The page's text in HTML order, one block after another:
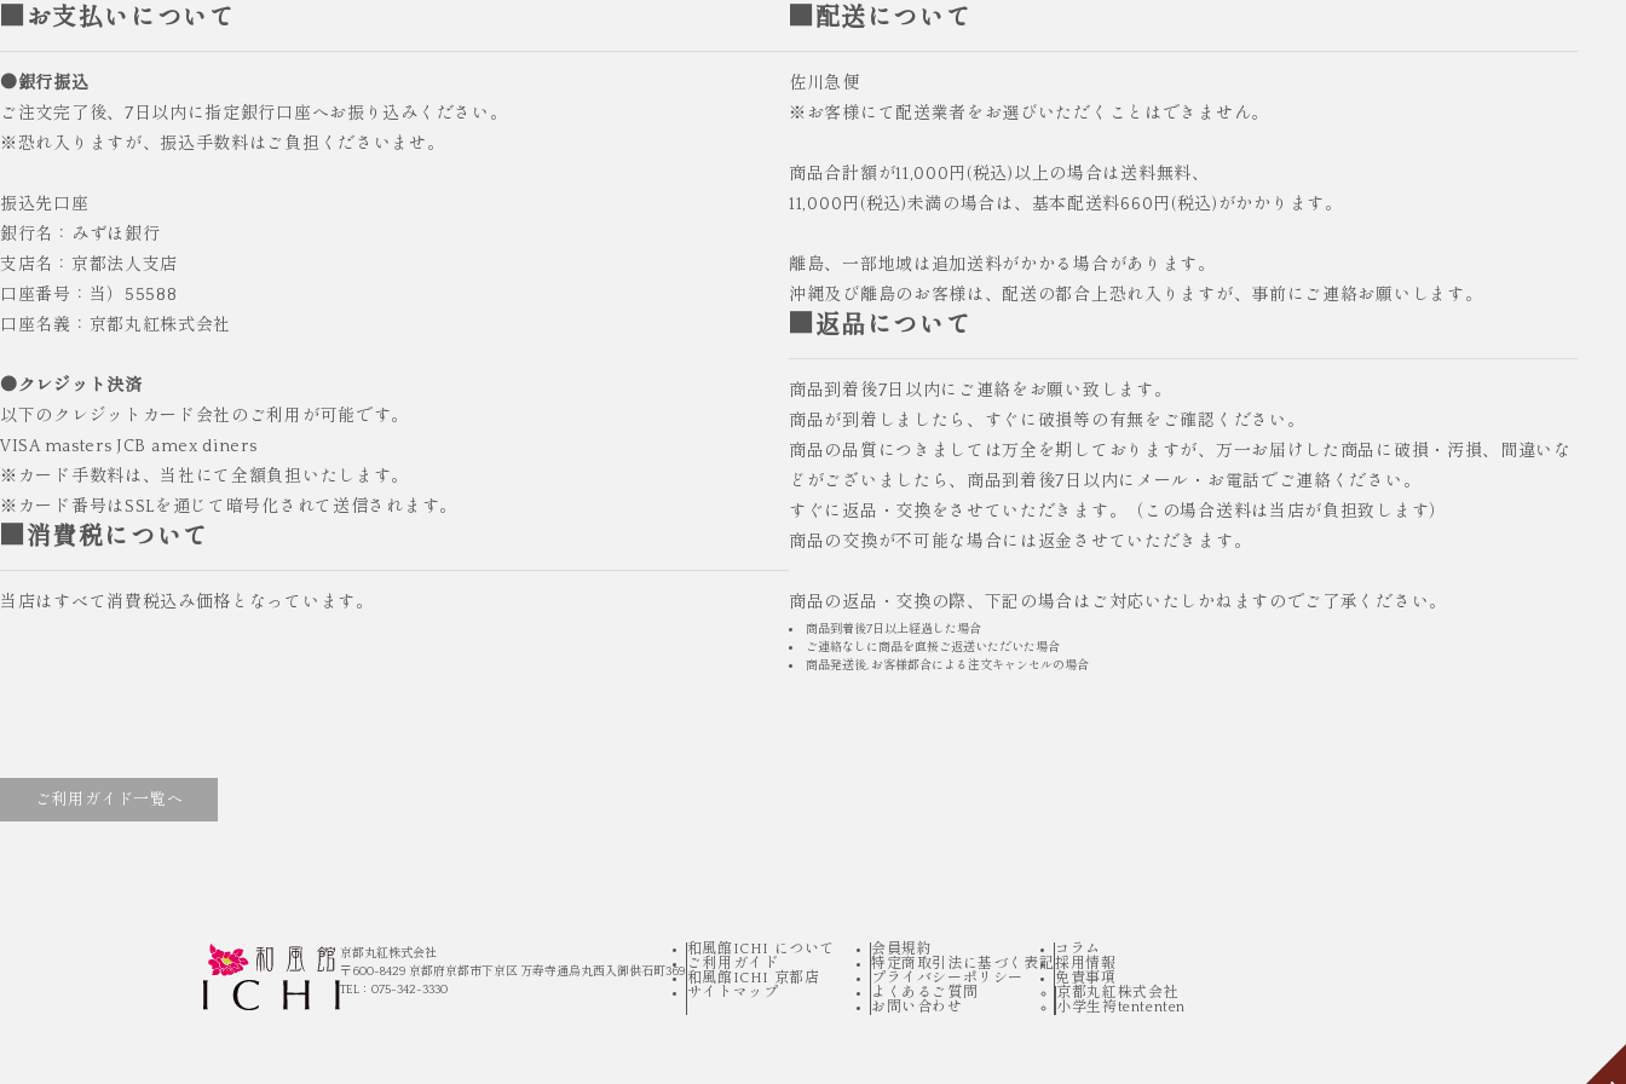
■お支払いについて
●銀行振込
ご注文完了後、7日以内に指定銀行口座へお振り込みください。
※恐れ入りますが、振込手数料はご負担くださいませ。
振込先口座
銀行名：みずほ銀行
支店名：京都法人支店
口座番号：当）55588
口座名義：京都丸紅株式会社
●クレジット決済
以下のクレジットカード会社のご利用が可能です。
VISA masters JCB amex diners
※カード手数料は、当社にて全額負担いたします。
※カード番号はSSLを通じて暗号化されて送信されます。
■消費税について
当店はすべて消費税込み価格となっています。
■配送について
佐川急便
※お客様にて配送業者をお選びいただくことはできません。
商品合計額が11,000円(税込)以上の場合は送料無料、
11,000円(税込)未満の場合は、基本配送料660円(税込)がかかります。
離島、一部地域は追加送料がかかる場合があります。
沖縄及び離島のお客様は、配送の都合上恐れ入りますが、事前にご連絡お願いします。
■返品について
商品到着後7日以内にご連絡をお願い致します。
商品が到着しましたら、すぐに破損等の有無をご確認ください。
商品の品質につきましては万全を期しておりますが、万一お届けした商品に破損・汚損、間違いな
どがございましたら、商品到着後7日以内にメール・お電話でご連絡ください。
すぐに返品・交換をさせていただきます。（この場合送料は当店が負担致します）
商品の交換が不可能な場合には返金させていただきます。
商品の返品・交換の際、下記の場合はご対応いたしかねますのでご了承ください。
商品到着後7日以上経過した場合
ご連絡なしに商品を直接ご返送いただいた場合
商品発送後, お客様都合による注文キャンセルの場合
ご利用ガイド一覧へ
京都丸紅株式会社
〒600-8429 京都府京都市下京区 万寿寺通烏丸西入御供石町369
TEL：075-342-3330
和風館ICHI について
ご利用ガイド
和風館ICHI 京都店
サイトマップ
会員規約
特定商取引法に基づく表記
プライバシーポリシー
よくあるご質問
お問い合わせ
コラム
採用情報
免責事項
京都丸紅株式会社
小学生袴tententen